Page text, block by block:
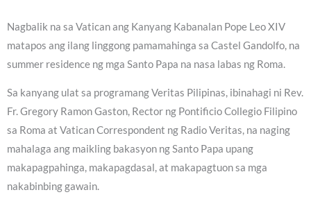
Nagbalik na sa Vatican ang Kanyang Kabanalan Pope Leo XIV
matapos ang ilang linggong pamamahinga sa Castel Gandolfo, na
summer residence ng mga Santo Papa na nasa labas ng Roma.
Sa kanyang ulat sa programang Veritas Pilipinas, ibinahagi ni Rev.
Fr. Gregory Ramon Gaston, Rector ng Pontificio Collegio Filipino
sa Roma at Vatican Correspondent ng Radio Veritas, na naging
mahalaga ang maikling bakasyon ng Santo Papa upang
makapagpahinga, makapagdasal, at makapagtuon sa mga
nakabinbing gawain.